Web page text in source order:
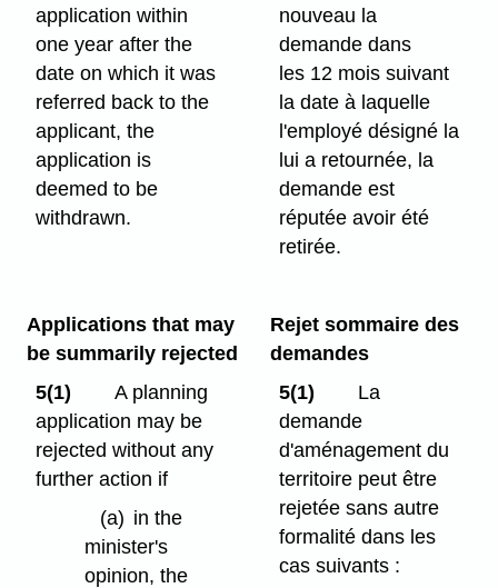
application within
one year after the
date on which it was
referred back to the
applicant, the
application is
deemed to be
withdrawn.
nouveau la
demande dans
les 12 mois suivant
la date à laquelle
l'employé désigné la
lui a retournée, la
demande est
réputée avoir été
retirée.
Applications that may
be summarily rejected
5(1)
A planning
application may be
rejected without any
further action if
(a) in the
minister's
opinion, the
Rejet sommaire des
demandes
5(1)
La
demande
d'aménagement du
territoire peut être
rejetée sans autre
formalité dans les
cas suivants :